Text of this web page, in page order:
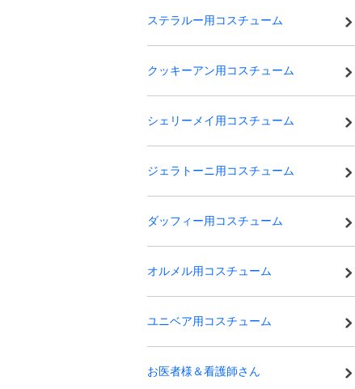
ステラルー用コスチューム
クッキーアン用コスチューム
シェリーメイ用コスチューム
ジェラトーニ用コスチューム
ダッフィー用コスチューム
オルメル用コスチューム
ユニベア用コスチューム
お医者様＆看護師さん